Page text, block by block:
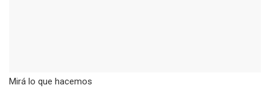
Mirá lo que hacemos